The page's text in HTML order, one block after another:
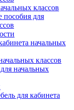
классов
пособия для
начальных
классов
начальных
для кабинета